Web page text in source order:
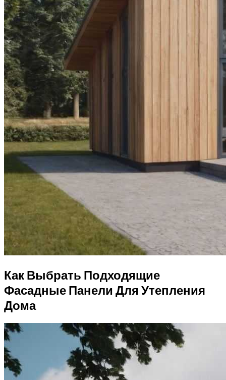
Поездка В Волковыск
Монтаж Фасада С Вентиляцией И
Гидроизоляцией Под Ключ
Материала
Лист Сталь 40Х: Особенности И
Применение
Как Выбрать Подходящие
Фасадные Панели Для Утепления
Дома